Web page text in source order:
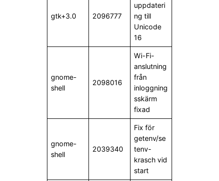
gtk+3.0 2096777
uppdateri
ng till
Unicode
16
gnome-
shell
2098016
Wi-Fi-
anslutning
från
inloggning
sskärm
fixad
gnome-
shell
2039340
Fix för
getenv/se
tenv-
krasch vid
start